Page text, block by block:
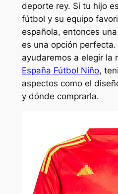
deporte rey. Si tu hijo
fútbol y su equipo
española, entonces
es una opción
ayudaremos a elegir la
España Fútbol Niño,
aspectos como el
y dónde comprarla.